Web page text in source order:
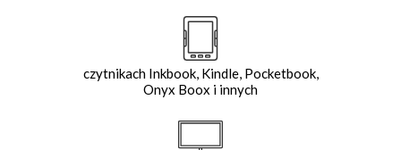
czytnikach Inkbook, Kindle, Pocketbook,
Onyx Boox i innych